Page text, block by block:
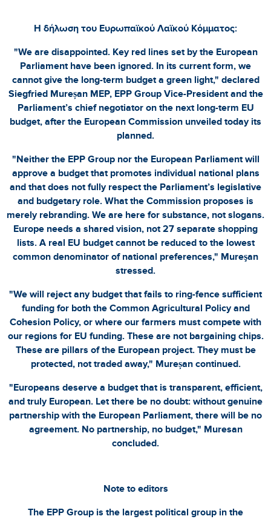
Η δήλωση του Ευρωπαϊκού Λαϊκού Κόμματος:
"We are disappointed. Key red lines set by the European
Parliament have been ignored. In its current form, we
cannot give the long-term budget a green light," declared
Siegfried Mureșan MEP, EPP Group Vice-President and the
Parliament’s chief negotiator on the next long-term EU
budget, after the European Commission unveiled today its
planned.
"Neither the EPP Group nor the European Parliament will
approve a budget that promotes individual national plans
and that does not fully respect the Parliament’s legislative
and budgetary role. What the Commission proposes is
merely rebranding. We are here for substance, not slogans.
Europe needs a shared vision, not 27 separate shopping
lists. A real EU budget cannot be reduced to the lowest
common denominator of national preferences," Mureşan
stressed.
"We will reject any budget that fails to ring-fence sufficient
funding for both the Common Agricultural Policy and
Cohesion Policy, or where our farmers must compete with
our regions for EU funding. These are not bargaining chips.
These are pillars of the European project. They must be
protected, not traded away," Mureșan continued.
"Europeans deserve a budget that is transparent, efficient,
and truly European. Let there be no doubt: without genuine
partnership with the European Parliament, there will be no
agreement. No partnership, no budget," Muresan
concluded.
Note to editors
The EPP Group is the largest political group in the